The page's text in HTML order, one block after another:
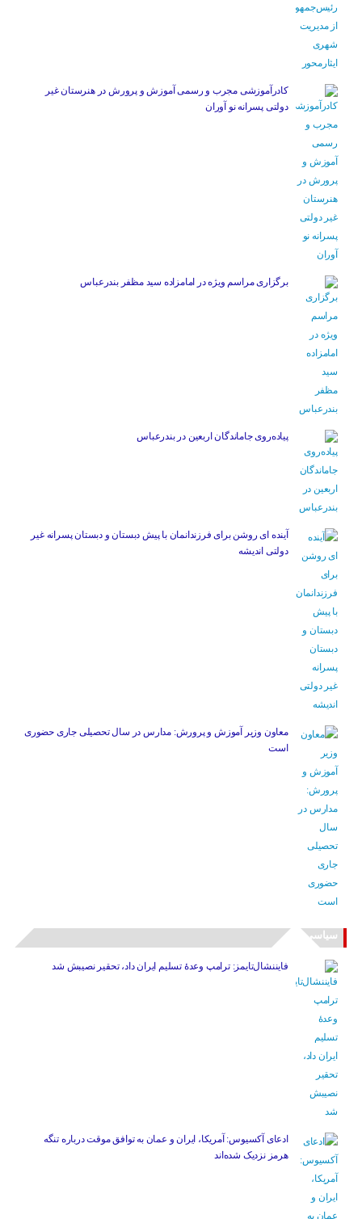
کادرآموزشی مجرب و رسمی آموزش و پرورش در هنرستان غیر
دولتی پسرانه نو آوران
برگزاری مراسم ویژه در امامزاده سید مظفر بندرعباس
پیاده‌روی جاماندگان اربعین در بندرعباس
آینده ای روشن برای فرزندانمان با پیش دبستان و دبستان پسرانه غیر
دولتی اندیشه
معاون وزیر آموزش و پرورش: مدارس در سال تحصیلی جاری حضوری
است
سیاسی
فایننشال‌تایمز: ترامپ وعدۀ تسلیم ایران داد، تحقیر نصیبش شد
ادعای آکسیوس: آمریکا، ایران و عمان به توافق موقت درباره تنگه
هرمز نزدیک شده‌اند